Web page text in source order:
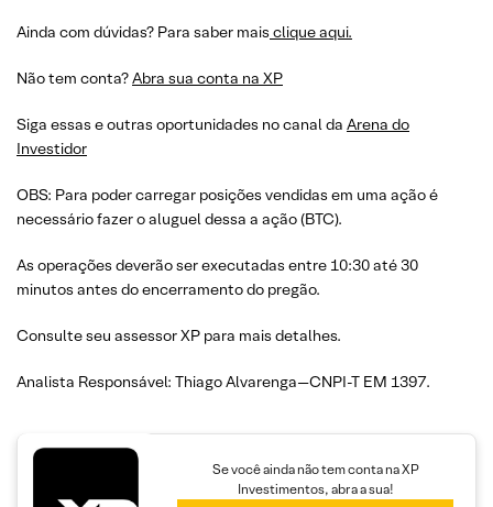
Ainda com dúvidas? Para saber mais clique aqui.
Não tem conta?Abra sua conta na XP
Siga essas e outras oportunidades no canal da Arena do
Investidor
OBS: Para poder carregar posições vendidas em uma ação é
necessário fazer o aluguel dessa a ação (BTC).
As operações deverão ser executadas entre 10:30 até 30
minutos antes do encerramento do pregão.
Consulte seu assessor XP para mais detalhes.
Analista Responsável: Thiago Alvarenga—CNPI-T EM 1397.
Se você ainda não tem conta na XP
Investimentos, abra a sua!